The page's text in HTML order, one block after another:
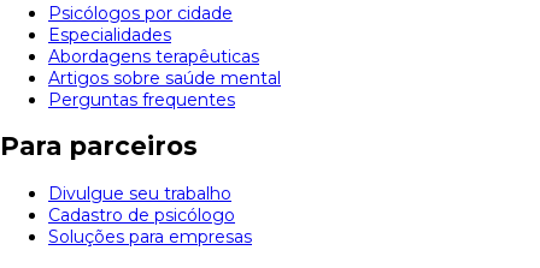
Psicólogos por cidade
Especialidades
Abordagens terapêuticas
Artigos sobre saúde mental
Perguntas frequentes
Para parceiros
Divulgue seu trabalho
Cadastro de psicólogo
Soluções para empresas